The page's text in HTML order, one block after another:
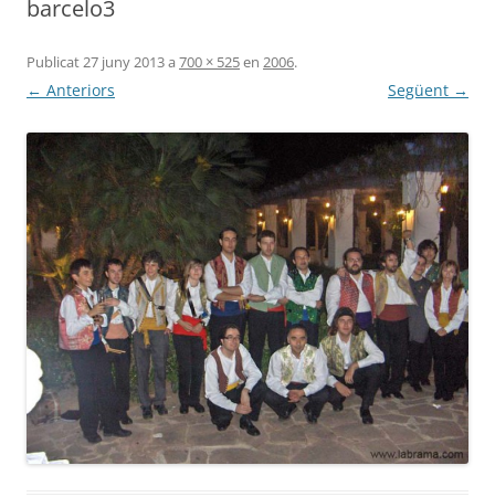
barcelo3
Publicat27 juny 2013a 700 × 525en 2006.
← Anteriors Següent →